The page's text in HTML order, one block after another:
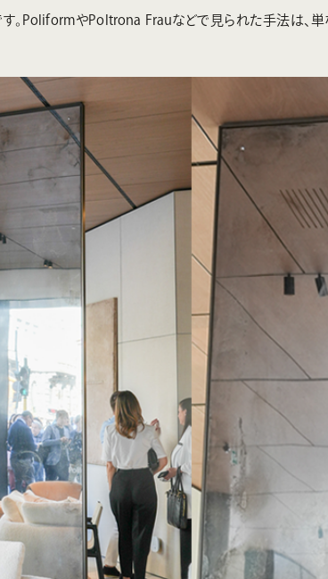
。PoliformやPoltrona Frauなどで見られた手法は、